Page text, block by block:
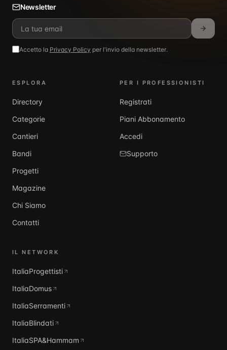
Newsletter
Accetto la Privacy Policy per l'invio della newsletter.
ESPLORA
Directory
Categorie
Cantieri
Bandi
Progetti
Magazine
Chi Siamo
Contatti
PER I PROFESSIONISTI
Registrati
Piani Abbonamento
Accedi
Supporto
IL NETWORK
ItaliaProgettisti
ItaliaDomus
ItaliaSerramenti
ItaliaBlindati
ItaliaSPA&Hammam